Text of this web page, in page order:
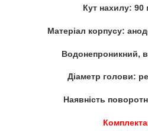
Кут нахилу: 90
Матеріал корпусу:
Водонепроникний,
Діаметр голови:
Наявність